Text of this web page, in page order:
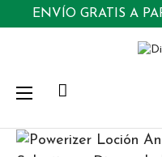
ENVÍO GRATIS A
Navegación
palanca
☰